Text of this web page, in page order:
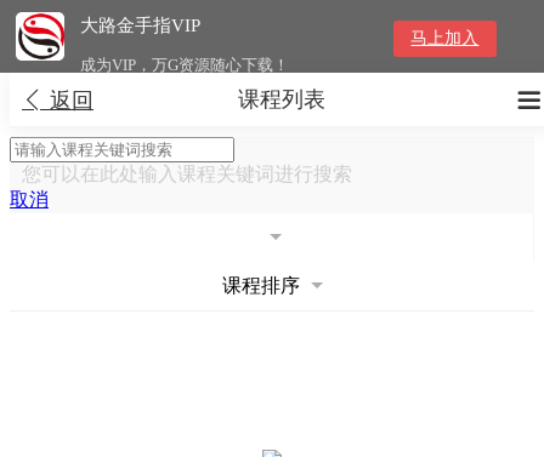
大路金手指VIP
成为VIP，万G资源随心下载！
马上加入
 返回 
课程列表
您可以在此处输入课程关键词进行搜索
取消
课程排序